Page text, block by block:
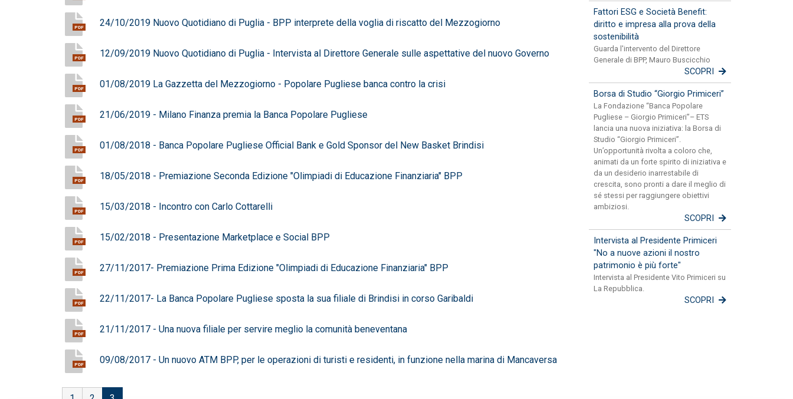
PDF 24/10/2019 Nuovo Quotidiano di Puglia - BPP interprete della voglia di riscatto del Mezzogiorno
PDF 12/09/2019 Nuovo Quotidiano di Puglia - Intervista al Direttore Generale sulle aspettative del nuovo Governo
PDF 01/08/2019 La Gazzetta del Mezzogiorno - Popolare Pugliese banca contro la crisi
PDF 21/06/2019 - Milano Finanza premia la Banca Popolare Pugliese
PDF 01/08/2018 - Banca Popolare Pugliese Official Bank e Gold Sponsor del New Basket Brindisi
PDF 18/05/2018 - Premiazione Seconda Edizione "Olimpiadi di Educazione Finanziaria" BPP
PDF 15/03/2018 - Incontro con Carlo Cottarelli
PDF 15/02/2018 - Presentazione Marketplace e Social BPP
PDF 27/11/2017- Premiazione Prima Edizione "Olimpiadi di Educazione Finanziaria" BPP
PDF 22/11/2017- La Banca Popolare Pugliese sposta la sua filiale di Brindisi in corso Garibaldi
PDF 21/11/2017 - Una nuova filiale per servire meglio la comunità beneventana
PDF 09/08/2017 - Un nuovo ATM BPP, per le operazioni di turisti e residenti, in funzione nella marina di Mancaversa
Fattori ESG e Società Benefit:
diritto e impresa alla prova della
sostenibilità
Guarda l'intervento del Direttore
Generale di BPP, Mauro Buscicchio
SCOPRI
Borsa di Studio “Giorgio Primiceri”
La Fondazione “Banca Popolare
Pugliese – Giorgio Primiceri”– ETS
lancia una nuova iniziativa: la Borsa di
Studio “Giorgio Primiceri”.
Un’opportunità rivolta a coloro che,
animati da un forte spirito di iniziativa e
da un desiderio inarrestabile di
crescita, sono pronti a dare il meglio di
sé stessi per raggiungere obiettivi
ambiziosi.
SCOPRI
Intervista al Presidente Primiceri
"No a nuove azioni il nostro
patrimonio è più forte"
Intervista al Presidente Vito Primiceri su
La Repubblica.
SCOPRI